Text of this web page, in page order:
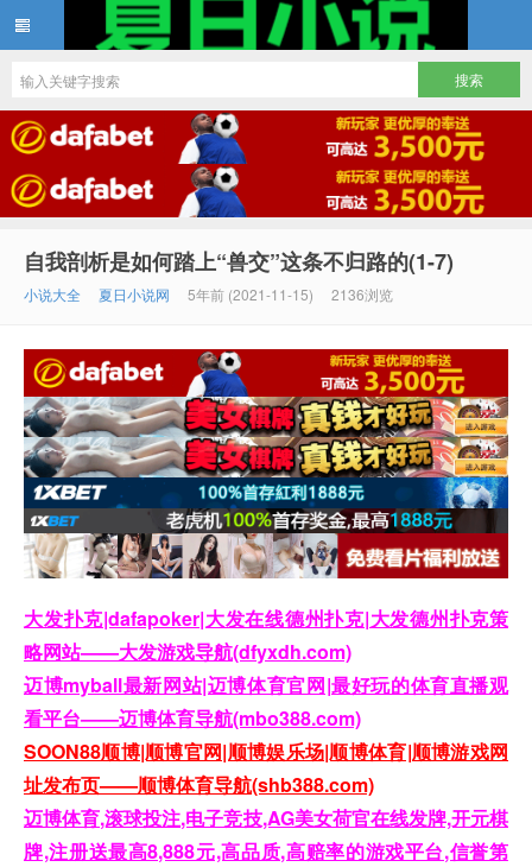
夏日小说
自我剖析是如何踏上“兽交”这条不归路的(1-7)
小说大全 夏日小说网 5年前 (2021-11-15) 2136浏览
大发扑克|dafapoker|大发在线德州扑克|大发德州扑克策
略网站——大发游戏导航(dfyxdh.com)
迈博myball最新网站|迈博体育官网|最好玩的体育直播观
看平台——迈博体育导航(mbo388.com)
SOON88顺博|顺博官网|顺博娱乐场|顺博体育|顺博游戏网
址发布页——顺博体育导航(shb388.com)
迈博体育,滚球投注,电子竞技,AG美女荷官在线发牌,开元棋
牌,注册送最高8,888元,高品质,高赔率的游戏平台,信誉第